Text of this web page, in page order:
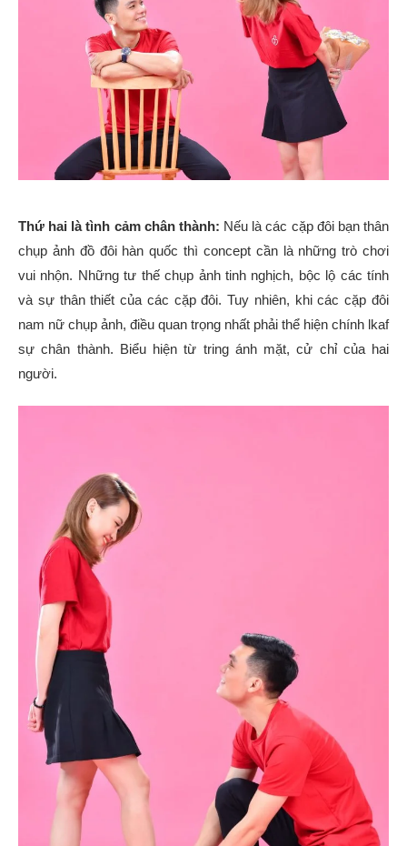
Thứ hai là tình cảm chân thành: Nếu là các cặp đôi bạn thân
chụp ảnh đồ đôi hàn quốc thì concept cần là những trò chơi
vui nhộn. Những tư thế chụp ảnh tinh nghịch, bộc lộ các tính
và sự thân thiết của các cặp đôi. Tuy nhiên, khi các cặp đôi
nam nữ chụp ảnh, điều quan trọng nhất phải thể hiện chính lkaf
sự chân thành. Biểu hiện từ tring ánh mặt, cử chỉ của hai
người.